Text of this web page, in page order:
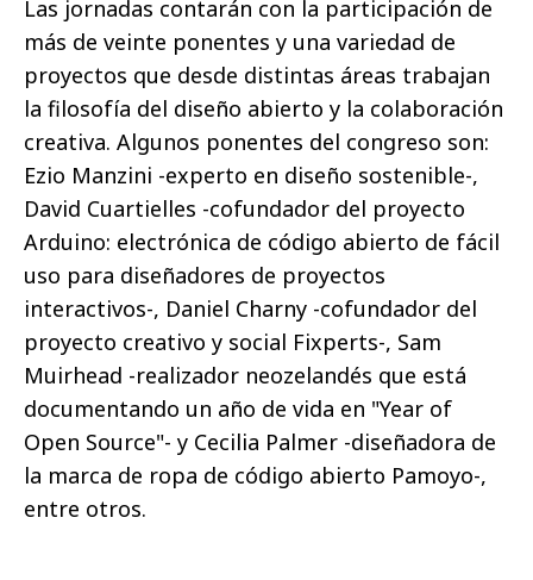
Las jornadas contarán con la participación de
más de veinte ponentes y una variedad de
proyectos que desde distintas áreas trabajan
la filosofía del diseño abierto y la colaboración
creativa. Algunos ponentes del congreso son:
Ezio Manzini -experto en diseño sostenible-,
David Cuartielles -cofundador del proyecto
Arduino: electrónica de código abierto de fácil
uso para diseñadores de proyectos
interactivos-, Daniel Charny -cofundador del
proyecto creativo y social Fixperts-, Sam
Muirhead -realizador neozelandés que está
documentando un año de vida en "Year of
Open Source"- y Cecilia Palmer -diseñadora de
la marca de ropa de código abierto Pamoyo-,
entre otros.